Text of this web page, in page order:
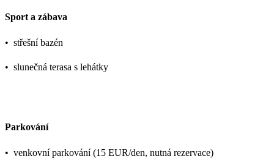
Sport a zábava
• střešní bazén
• slunečná terasa s lehátky
Parkování
• venkovní parkování (15 EUR/den, nutná rezervace)